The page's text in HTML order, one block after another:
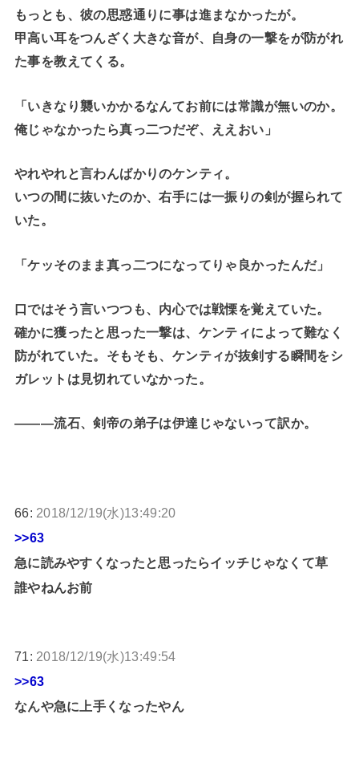
もっとも、彼の思惑通りに事は進まなかったが。
甲高い耳をつんざく大きな音が、自身の一撃をが防がれ
た事を教えてくる。
「いきなり襲いかかるなんてお前には常識が無いのか。
俺じゃなかったら真っ二つだぞ、ええおい」
やれやれと言わんばかりのケンティ。
いつの間に抜いたのか、右手には一振りの剣が握られて
いた。
「ケッそのまま真っ二つになってりゃ良かったんだ」
口ではそう言いつつも、内心では戦慄を覚えていた。
確かに獲ったと思った一撃は、ケンティによって難なく
防がれていた。そもそも、ケンティが抜剣する瞬間をシ
ガレットは見切れていなかった。
―――流石、剣帝の弟子は伊達じゃないって訳か。
66: 2018/12/19(水)13:49:20
>>63
急に読みやすくなったと思ったらイッチじゃなくて草
誰やねんお前
71: 2018/12/19(水)13:49:54
>>63
なんや急に上手くなったやん